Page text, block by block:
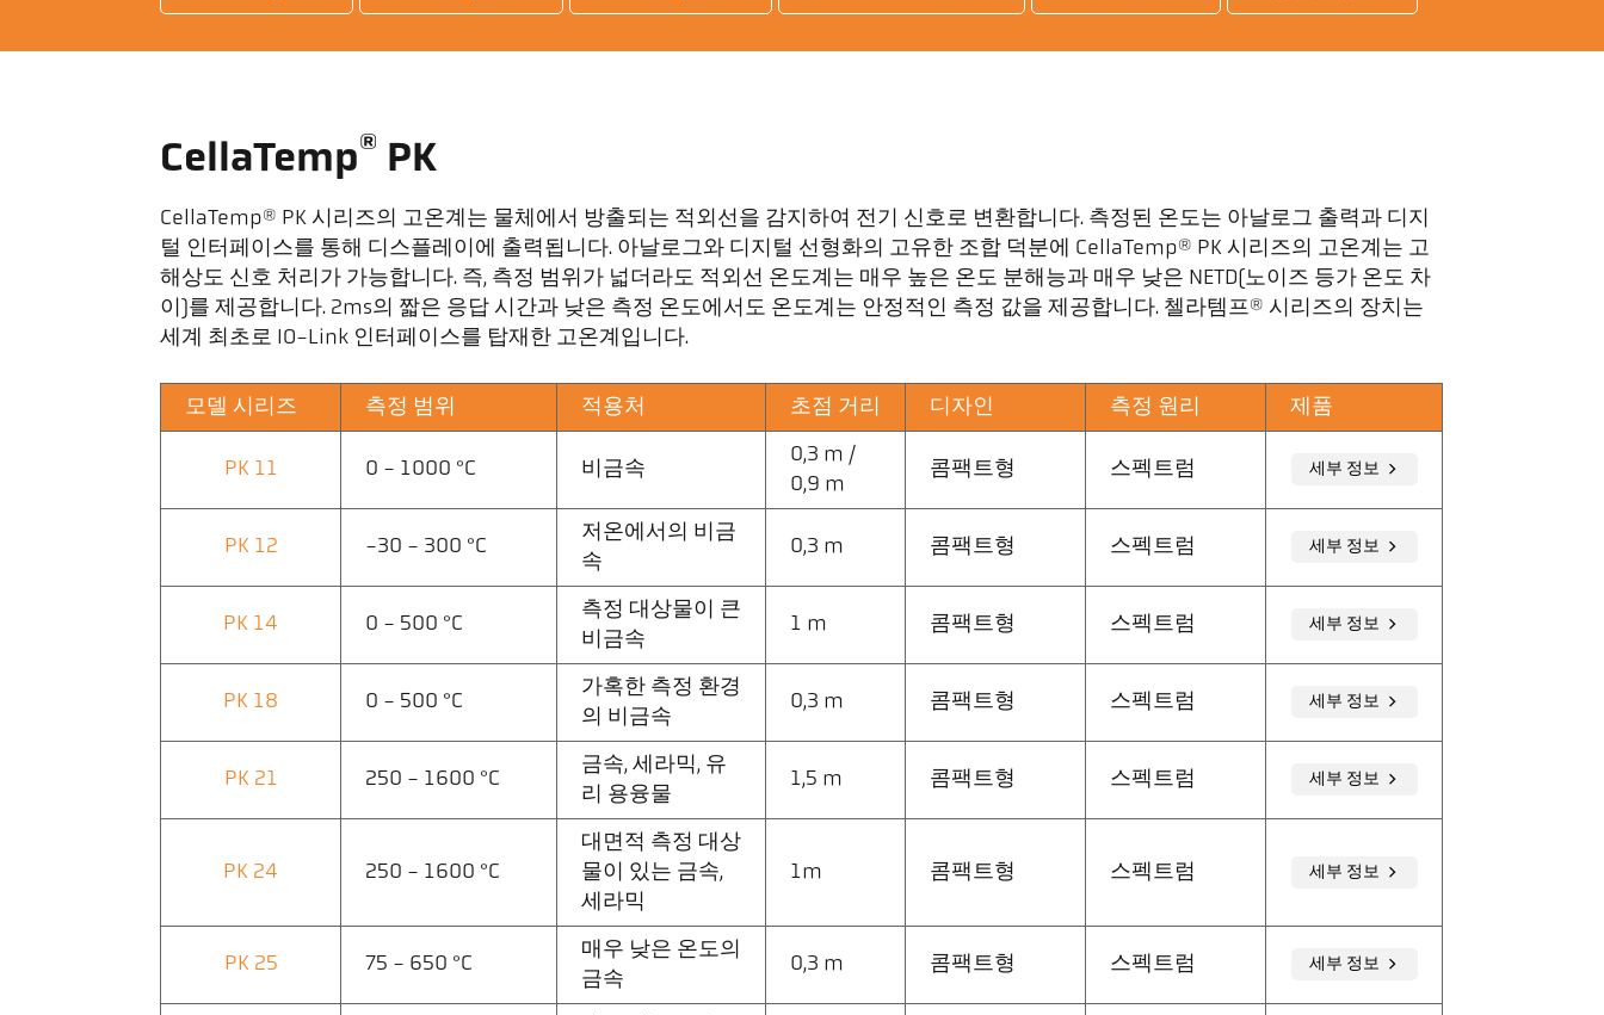
CellaTemp® PK
CellaTemp® PK 시리즈의 고온계는 물체에서 방출되는 적외선을 감지하여 전기 신호로 변환합니다. 측정된 온도는 아날로그 출력과 디지
털 인터페이스를 통해 디스플레이에 출력됩니다. 아날로그와 디지털 선형화의 고유한 조합 덕분에 CellaTemp® PK 시리즈의 고온계는 고
해상도 신호 처리가 가능합니다. 즉, 측정 범위가 넓더라도 적외선 온도계는 매우 높은 온도 분해능과 매우 낮은 NETD(노이즈 등가 온도 차
이)를 제공합니다. 2ms의 짧은 응답 시간과 낮은 측정 온도에서도 온도계는 안정적인 측정 값을 제공합니다. 첼라템프® 시리즈의 장치는
세계 최초로 IO-Link 인터페이스를 탑재한 고온계입니다.
모델 시리즈 측정 범위 적용처 초점 거리 디자인 측정 원리 제품
PK 11 0 - 1000 °C 비금속
0,3 m /
0,9 m
콤팩트형 스펙트럼 세부 정보
PK 12 -30 - 300 °C
저온에서의 비금
속
0,3 m 콤팩트형 스펙트럼 세부 정보
PK 14 0 - 500 °C
측정 대상물이 큰
비금속
1 m 콤팩트형 스펙트럼 세부 정보
PK 18 0 - 500 °C
가혹한 측정 환경
의 비금속
0,3 m 콤팩트형 스펙트럼 세부 정보
PK 21 250 - 1600 °C
금속, 세라믹, 유
리 용융물
1,5 m 콤팩트형 스펙트럼 세부 정보
PK 24 250 - 1600 °C
대면적 측정 대상
물이 있는 금속,
세라믹
1m 콤팩트형 스펙트럼 세부 정보
PK 25 75 - 650 °C
매우 낮은 온도의
금속
0,3 m 콤팩트형 스펙트럼 세부 정보